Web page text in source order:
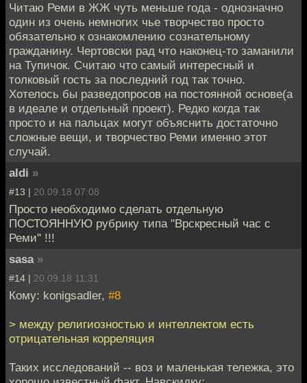
Читаю Реми в ЖЖ чуть меньше года - однозначно
один из очень немногих чье творчество просто
обязательно к ознакомлению сознательному
гражданину. Чертовски рад что наконец-то заманили
на Тупичок. Считаю что самый интересный и
толковый гость за последний год так точно.
Хотелось бы разведопросов на постоянной основе(а
в идеале и отдельный проект). Редко когда так
просто и на пальцах могут объяснить достаточно
сложные вещи, и творчество Реми именно этот
случай.
aldi »
#13 | 20.09.18 07:08
Просто необходимо сделать отдельную
ПОСТОЯННУЮ рубрику типа "Врскресный час с
Реми" !!!
sasa »
#14 | 20.09.18 11:31
Кому: konigsadler, #8
> между религиозностью и интеллектом есть
отрицательная корреляция
Таких исследований -- воз и маленькая тележка, это